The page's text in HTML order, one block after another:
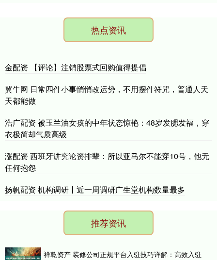
热点资讯
金配资 【评论】注销股票式回购值得提倡
翼牛网 日常四件小事悄悄改运势，不用摆件符咒，普通人天
天都能做
浩广配资 被玉兰油女孩的中年状态惊艳：48岁发腮发福，穿
衣极简却气质高级
涨配资 西班牙讲究论资排辈：所以亚马尔不能穿10号，他无
任何抱怨
扬帆配资 机构调研丨近一周调研广生堂机构数量最多
推荐资讯
祥乾资产 装修公司正规平台入驻技巧详解：高效入驻